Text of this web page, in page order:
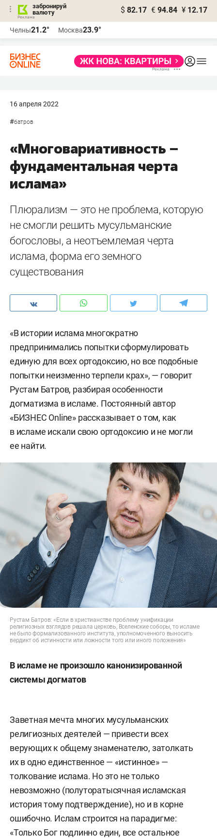
забронируй
валюту
$ 82.17 € 94.84 ¥ 12.17
Челны21.2° Москва23.9°
16 апреля 2022
#батров
«Многовариативность –
фундаментальная черта
ислама»
Плюрализм — это не проблема, которую
не смогли решить мусульманские
богословы, а неотъемлемая черта
ислама, форма его земного
существования
«В истории ислама многократно
предпринимались попытки сформулировать
единую для всех ортодоксию, но все подобные
попытки неизменно терпели крах», — говорит
Рустам Батров, разбирая особенности
догматизма в исламе. Постоянный автор
«БИЗНЕС Online» рассказывает о том, как
в исламе искали свою ортодоксию и не могли
ее найти.
Рустам Батров: «Если в христианстве проблему унификации
религиозных взглядов решала церковь, Вселенские соборы, то исламе
не было формализованного института, уполномоченного выносить
вердикт об истинности или ложности того или иного положения»
В исламе не произошло канонизированной
системы догматов
Заветная мечта многих мусульманских
религиозных деятелей — привести всех
верующих к общему знаменателю, затолкать
их в одно единственное — «истинное» —
толкование ислама. Но это не только
невозможно (полуторатысячная исламская
история тому подтверждение), но и в корне
ошибочно. Ислам строится на парадигме:
«Только Бог подлинно един, все остальное